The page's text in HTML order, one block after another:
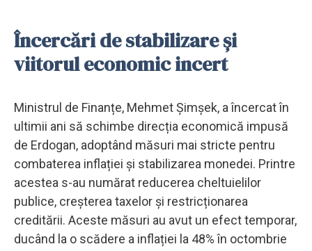
Încercări de stabilizare și
viitorul economic incert
Ministrul de Finanțe, Mehmet Șimşek, a încercat în
ultimii ani să schimbe direcția economică impusă
de Erdogan, adoptând măsuri mai stricte pentru
combaterea inflației și stabilizarea monedei. Printre
acestea s-au numărat reducerea cheltuielilor
publice, creșterea taxelor și restricționarea
creditării. Aceste măsuri au avut un efect temporar,
ducând la o scădere a inflației la 48% în octombrie